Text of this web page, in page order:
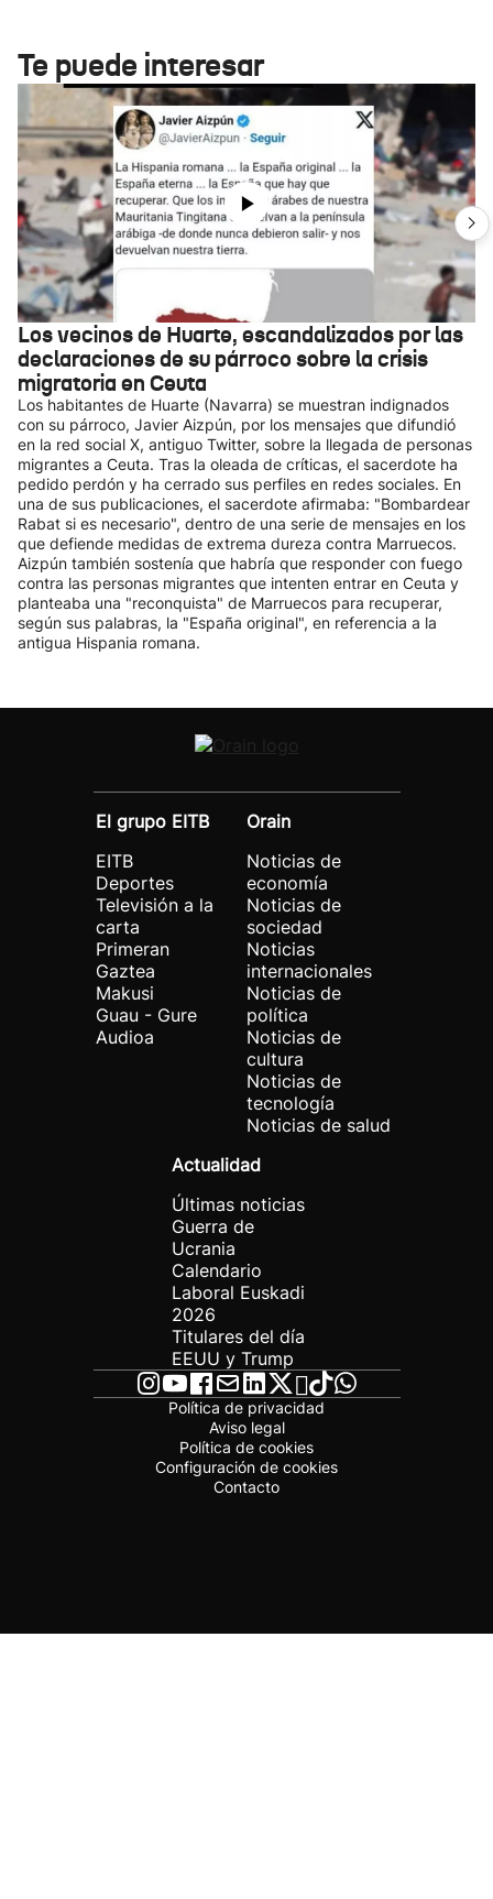
Te puede interesar
Los vecinos de Huarte, escandalizados por las
declaraciones de su párroco sobre la crisis
migratoria en Ceuta
Los habitantes de Huarte (Navarra) se muestran indignados
con su párroco, Javier Aizpún, por los mensajes que difundió
en la red social X, antiguo Twitter, sobre la llegada de personas
migrantes a Ceuta. Tras la oleada de críticas, el sacerdote ha
pedido perdón y ha cerrado sus perfiles en redes sociales. En
una de sus publicaciones, el sacerdote afirmaba: "Bombardear
Rabat si es necesario", dentro de una serie de mensajes en los
que defiende medidas de extrema dureza contra Marruecos.
Aizpún también sostenía que habría que responder con fuego
contra las personas migrantes que intenten entrar en Ceuta y
planteaba una "reconquista" de Marruecos para recuperar,
según sus palabras, la "España original", en referencia a la
antigua Hispania romana.
El grupo EITB
EITB
Deportes
Televisión a la
carta
Primeran
Gaztea
Makusi
Guau - Gure
Audioa
Orain
Noticias de
economía
Noticias de
sociedad
Noticias
internacionales
Noticias de
política
Noticias de
cultura
Noticias de
tecnología
Noticias de salud
Actualidad
Últimas noticias
Guerra de
Ucrania
Calendario
Laboral Euskadi
2026
Titulares del día
EEUU y Trump
Política de privacidad
Aviso legal
Política de cookies
Configuración de cookies
Contacto